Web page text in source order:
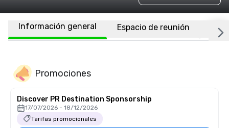
Información general Espacio de reunión
Promociones
Discover PR Destination Sponsorship
17/07/2026 - 18/12/2026
Tarifas promocionales